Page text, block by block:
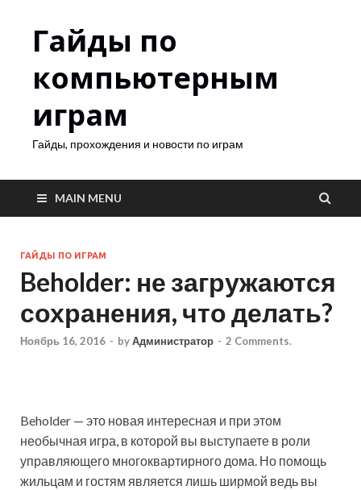
Гайды по
компьютерным
играм
Гайды, прохождения и новости по играм
MAIN MENU
ГАЙДЫ ПО ИГРАМ
Beholder: не загружаются
сохранения, что делать?
Ноябрь 16, 2016 - byАдминистратор - 2 Comments.
Beholder — это новая интересная и при этом
необычная игра, в которой вы выступаете в роли
управляющего многоквартирного дома. Но помощь
жильцам и гостям является лишь ширмой ведь вы